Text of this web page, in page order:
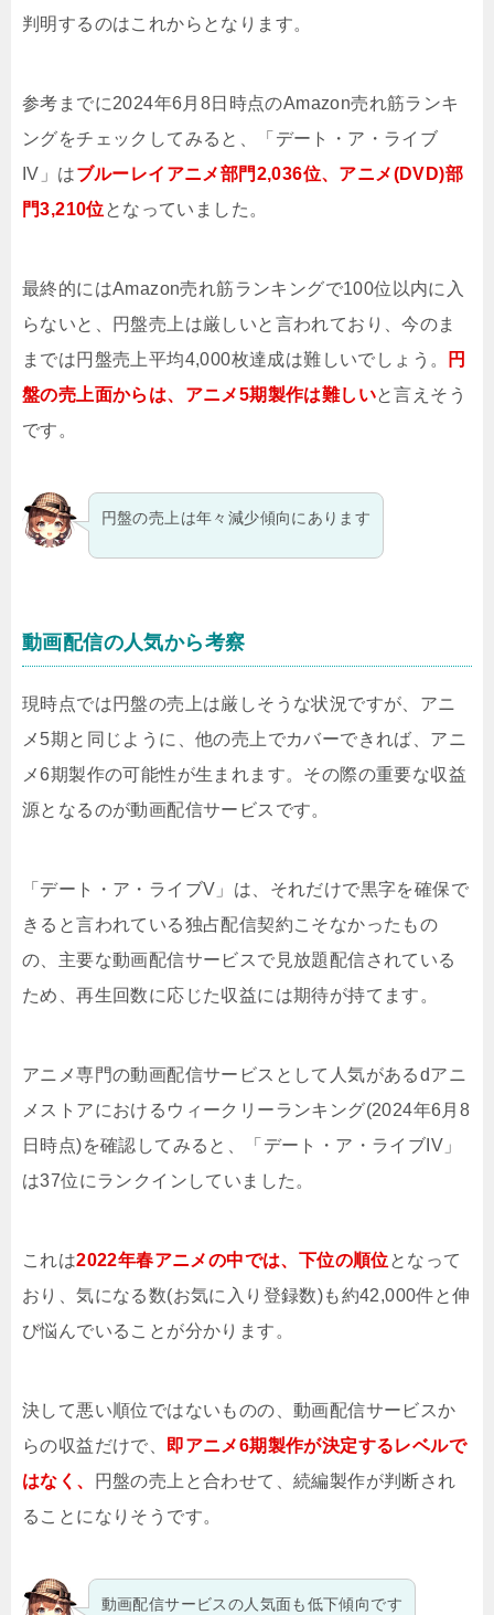
判明するのはこれからとなります。
参考までに2024年6月8日時点のAmazon売れ筋ランキ
ングをチェックしてみると、「デート・ア・ライブ
IV」はブルーレイアニメ部門2,036位、アニメ(DVD)部
門3,210位となっていました。
最終的にはAmazon売れ筋ランキングで100位以内に入
らないと、円盤売上は厳しいと言われており、今のま
までは円盤売上平均4,000枚達成は難しいでしょう。
円
盤の売上面からは、アニメ5期製作は難しいと言えそう
です。
円盤の売上は年々減少傾向にあります
動画配信の人気から考察
現時点では円盤の売上は厳しそうな状況ですが、アニ
メ5期と同じように、他の売上でカバーできれば、アニ
メ6期製作の可能性が生まれます。その際の重要な収益
源となるのが動画配信サービスです。
「デート・ア・ライブV」は、それだけで黒字を確保で
きると言われている独占配信契約こそなかったもの
の、主要な動画配信サービスで見放題配信されている
ため、再生回数に応じた収益には期待が持てます。
アニメ専門の動画配信サービスとして人気があるdアニ
メストアにおけるウィークリーランキング(2024年6月8
日時点)を確認してみると、「デート・ア・ライブIV」
は37位にランクインしていました。
これは2022年春アニメの中では、下位の順位となって
おり、気になる数(お気に入り登録数)も約42,000件と伸
び悩んでいることが分かります。
決して悪い順位ではないものの、動画配信サービスか
らの収益だけで、
即アニメ6期製作が決定するレベルで
はなく、
円盤の売上と合わせて、続編製作が判断され
ることになりそうです。
動画配信サービスの人気面も低下傾向です